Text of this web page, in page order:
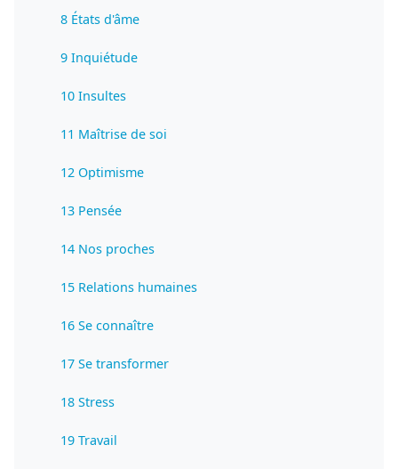
8 États d'âme
9 Inquiétude
10 Insultes
11 Maîtrise de soi
12 Optimisme
13 Pensée
14 Nos proches
15 Relations humaines
16 Se connaître
17 Se transformer
18 Stress
19 Travail